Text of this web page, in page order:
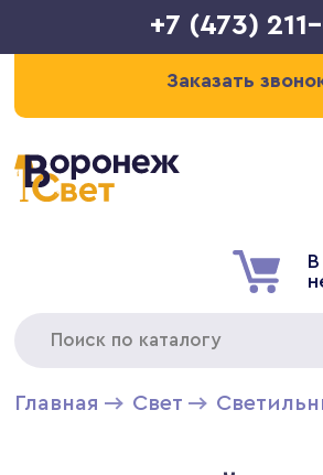
+7 (473)
Заказать
Главная Свет